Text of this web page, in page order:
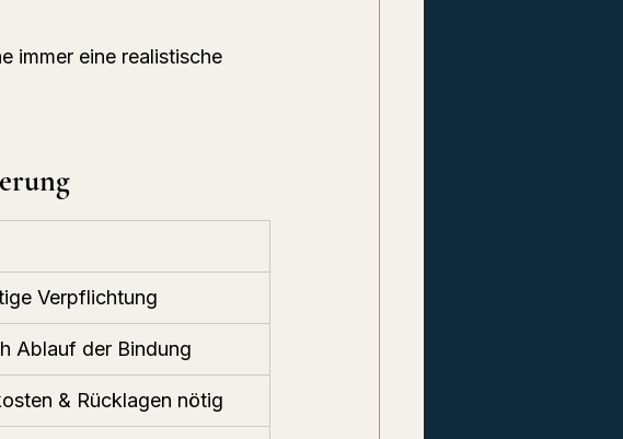
immer eine realistische
Verpflichtung
Ablauf der Bindung
& Rücklagen nötig